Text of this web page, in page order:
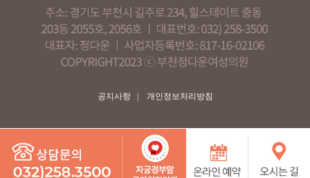
공지사항| 개인정보처리방침